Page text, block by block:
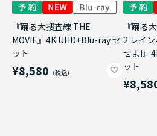
『踊る大捜査線 THE
MOVIE』4K UHD+Blu-ray セ
ット
¥8,580
『踊る
2 レイ
せよ!』
ット